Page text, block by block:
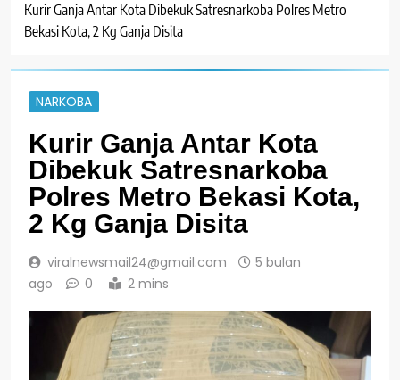
Kurir Ganja Antar Kota Dibekuk Satresnarkoba Polres Metro
Bekasi Kota, 2 Kg Ganja Disita
NARKOBA
Kurir Ganja Antar Kota
Dibekuk Satresnarkoba
Polres Metro Bekasi Kota,
2 Kg Ganja Disita
viralnewsmail24@gmail.com
5 bulan
ago
0 2 mins